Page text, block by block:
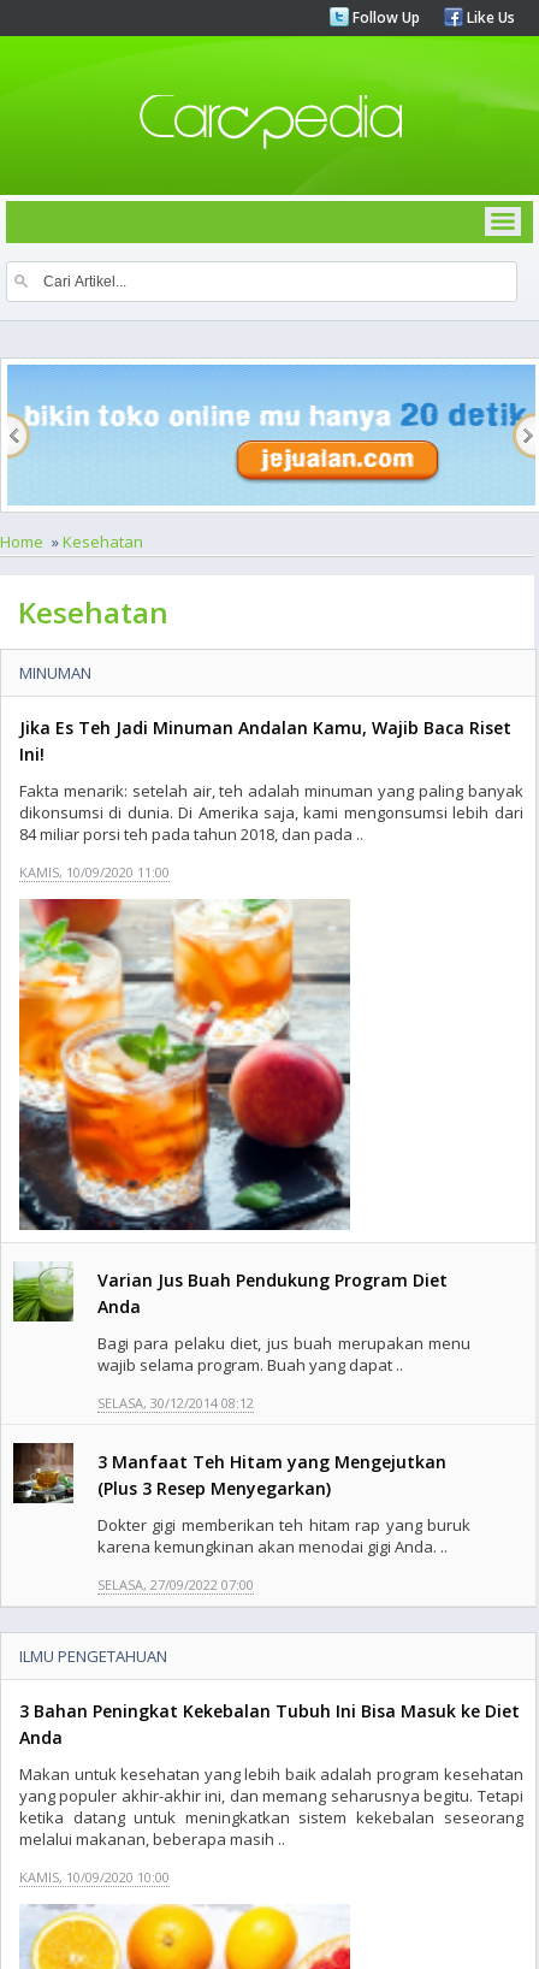
Follow Up Like Us
Home »Kesehatan
Kesehatan
MINUMAN
Jika Es Teh Jadi Minuman Andalan Kamu, Wajib Baca Riset
Ini!
Fakta menarik: setelah air, teh adalah minuman yang paling banyak
dikonsumsi di dunia. Di Amerika saja, kami mengonsumsi lebih dari
84 miliar porsi teh pada tahun 2018, dan pada ..
KAMIS, 10/09/2020 11:00
Varian Jus Buah Pendukung Program Diet
Anda
Bagi para pelaku diet, jus buah merupakan menu
wajib selama program. Buah yang dapat ..
SELASA, 30/12/2014 08:12
3 Manfaat Teh Hitam yang Mengejutkan
(Plus 3 Resep Menyegarkan)
Dokter gigi memberikan teh hitam rap yang buruk
karena kemungkinan akan menodai gigi Anda. ..
SELASA, 27/09/2022 07:00
ILMU PENGETAHUAN
3 Bahan Peningkat Kekebalan Tubuh Ini Bisa Masuk ke Diet
Anda
Makan untuk kesehatan yang lebih baik adalah program kesehatan
yang populer akhir-akhir ini, dan memang seharusnya begitu. Tetapi
ketika datang untuk meningkatkan sistem kekebalan seseorang
melalui makanan, beberapa masih ..
KAMIS, 10/09/2020 10:00